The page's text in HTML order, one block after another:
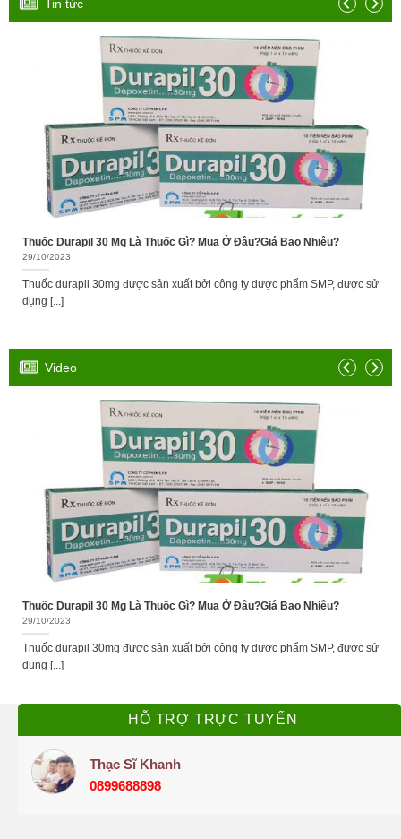
Tin tức
Thuốc Durapil 30 Mg Là Thuốc Gì? Mua Ở Đâu?Giá Bao Nhiêu?
29/10/2023
Thuốc durapil 30mg được sản xuất bởi công ty dược phẩm SMP, được sử
dụng [...]
Video
Thuốc Durapil 30 Mg Là Thuốc Gì? Mua Ở Đâu?Giá Bao Nhiêu?
29/10/2023
Thuốc durapil 30mg được sản xuất bởi công ty dược phẩm SMP, được sử
dụng [...]
HỖ TRỢ TRỰC TUYẾN
Thạc Sĩ Khanh
0899688898